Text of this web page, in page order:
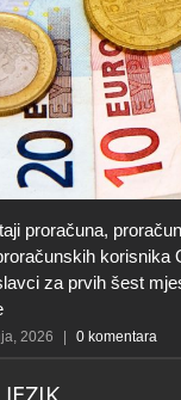
proračuna,
korisnika
za prvih šest
2026 0 komentara